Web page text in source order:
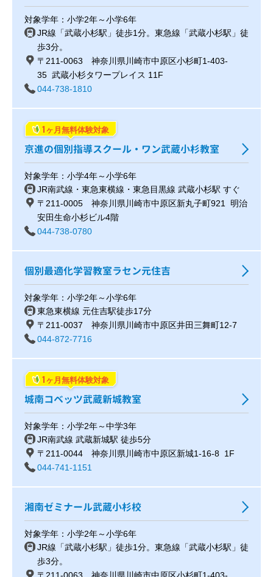
対象学年：小学2年～小学6年
JR線「武蔵小杉駅」徒歩1分。東急線「武蔵小杉駅」徒
歩3分。
〒211-0063 神奈川県川崎市中原区小杉町1-403-
35 武蔵小杉タワープレイス 11F
044-738-1810
1 ヶ月無料体験対象
京進の個別指導スクール・ワン武蔵小杉教室
対象学年：小学4年～小学6年
JR南武線・東急東横線・東急目黒線 武蔵小杉駅 すぐ
〒211-0005 神奈川県川崎市中原区新丸子町921 明治
安田生命小杉ビル4階
044-738-0780
個別最適化学習教室ラセン元住吉
対象学年：小学2年～小学6年
東急東横線 元住吉駅徒歩17分
〒211-0037 神奈川県川崎市中原区井田三舞町12-7
044-872-7716
1 ヶ月無料体験対象
城南コベッツ武蔵新城教室
対象学年：小学2年～中学3年
JR南武線 武蔵新城駅 徒歩5分
〒211-0044 神奈川県川崎市中原区新城1-16-8 1F
044-741-1151
湘南ゼミナール武蔵小杉校
対象学年：小学2年～小学6年
JR線「武蔵小杉駅」徒歩1分。東急線「武蔵小杉駅」徒
歩3分。
〒211-0063 神奈川県川崎市中原区小杉町1-403-